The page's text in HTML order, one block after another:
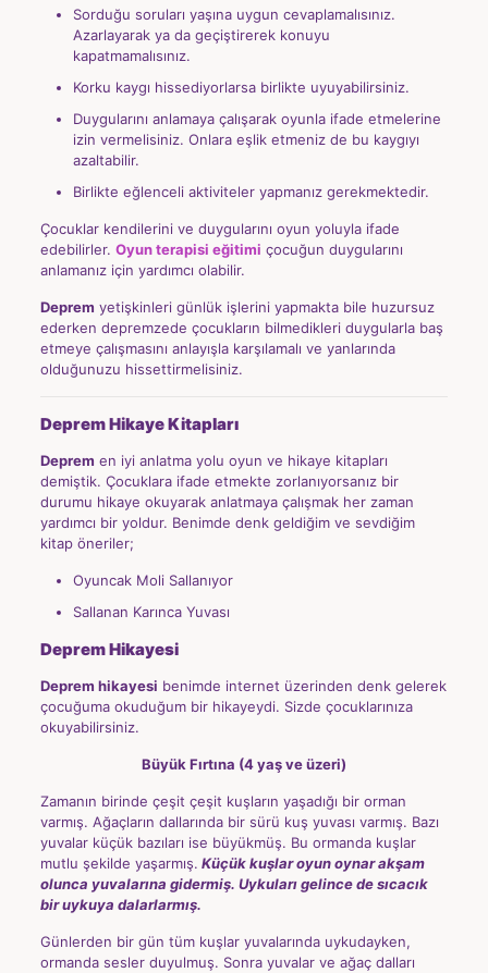
Sorduğu soruları yaşına uygun cevaplamalısınız.
Azarlayarak ya da geçiştirerek konuyu
kapatmamalısınız.
Korku kaygı hissediyorlarsa birlikte uyuyabilirsiniz.
Duygularını anlamaya çalışarak oyunla ifade etmelerine
izin vermelisiniz. Onlara eşlik etmeniz de bu kaygıyı
azaltabilir.
Birlikte eğlenceli aktiviteler yapmanız gerekmektedir.
Çocuklar kendilerini ve duygularını oyun yoluyla ifade
edebilirler. Oyun terapisi eğitimi çocuğun duygularını
anlamanız için yardımcı olabilir.
Deprem yetişkinleri günlük işlerini yapmakta bile huzursuz
ederken depremzede çocukların bilmedikleri duygularla baş
etmeye çalışmasını anlayışla karşılamalı ve yanlarında
olduğunuzu hissettirmelisiniz.
Deprem Hikaye Kitapları
Deprem en iyi anlatma yolu oyun ve hikaye kitapları
demiştik. Çocuklara ifade etmekte zorlanıyorsanız bir
durumu hikaye okuyarak anlatmaya çalışmak her zaman
yardımcı bir yoldur. Benimde denk geldiğim ve sevdiğim
kitap öneriler;
Oyuncak Moli Sallanıyor
Sallanan Karınca Yuvası
Deprem Hikayesi
Deprem hikayesi benimde internet üzerinden denk gelerek
çocuğuma okuduğum bir hikayeydi. Sizde çocuklarınıza
okuyabilirsiniz.
Büyük Fırtına (4 yaş ve üzeri)
Zamanın birinde çeşit çeşit kuşların yaşadığı bir orman
varmış. Ağaçların dallarında bir sürü kuş yuvası varmış. Bazı
yuvalar küçük bazıları ise büyükmüş. Bu ormanda kuşlar
mutlu şekilde yaşarmış. Küçük kuşlar oyun oynar akşam
olunca yuvalarına gidermiş. Uykuları gelince de sıcacık
bir uykuya dalarlarmış.
Günlerden bir gün tüm kuşlar yuvalarında uykudayken,
ormanda sesler duyulmuş. Sonra yuvalar ve ağaç dalları